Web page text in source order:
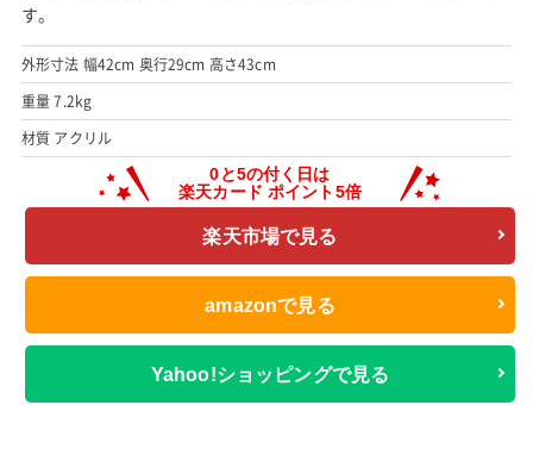
す。
外形寸法 幅42cm 奥行29cm 高さ43cm
重量 7.2kg
材質 アクリル
楽天市場で見る
amazonで見る
Yahoo!ショッピングで見る